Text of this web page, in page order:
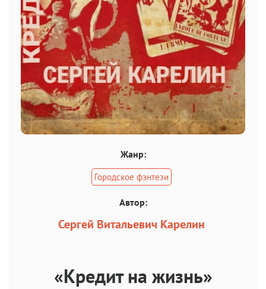
Жанр:
Городское фэнтези
Автор:
Сергей Витальевич Карелин
«Кредит на жизнь»